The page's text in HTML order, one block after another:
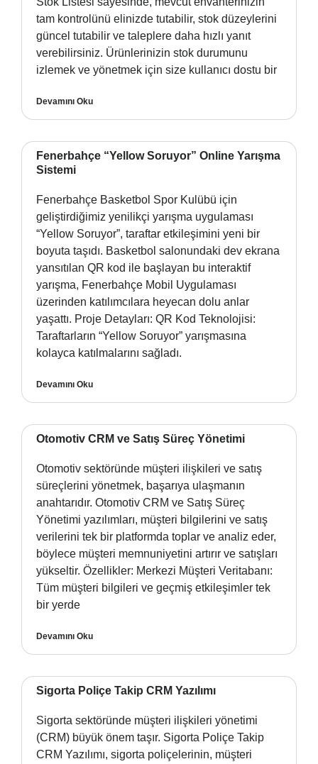
tam kontrolünü elinizde tutabilir, stok düzeylerini
güncel tutabilir ve taleplere daha hızlı yanıt
verebilirsiniz. Ürünlerinizin stok durumunu
izlemek ve yönetmek için size kullanıcı dostu bir
Devamını Oku
Fenerbahçe “Yellow Soruyor” Online Yarışma
Sistemi
Fenerbahçe Basketbol Spor Kulübü için
geliştirdiğimiz yenilikçi yarışma uygulaması
“Yellow Soruyor”, taraftar etkileşimini yeni bir
boyuta taşıdı. Basketbol salonundaki dev ekrana
yansıtılan QR kod ile başlayan bu interaktif
yarışma, Fenerbahçe Mobil Uygulaması
üzerinden katılımcılara heyecan dolu anlar
yaşattı. Proje Detayları: QR Kod Teknolojisi:
Taraftarların “Yellow Soruyor” yarışmasına
kolayca katılmalarını sağladı.
Devamını Oku
Otomotiv CRM ve Satış Süreç Yönetimi
Otomotiv sektöründe müşteri ilişkileri ve satış
süreçlerini yönetmek, başarıya ulaşmanın
anahtarıdır. Otomotiv CRM ve Satış Süreç
Yönetimi yazılımları, müşteri bilgilerini ve satış
verilerini tek bir platformda toplar ve analiz eder,
böylece müşteri memnuniyetini artırır ve satışları
yükseltir. Özellikler: Merkezi Müşteri Veritabanı:
Tüm müşteri bilgileri ve geçmiş etkileşimler tek
bir yerde
Devamını Oku
Sigorta Poliçe Takip CRM Yazılımı
Sigorta sektöründe müşteri ilişkileri yönetimi
(CRM) büyük önem taşır. Sigorta Poliçe Takip
CRM Yazılımı, sigorta poliçelerinin, müşteri